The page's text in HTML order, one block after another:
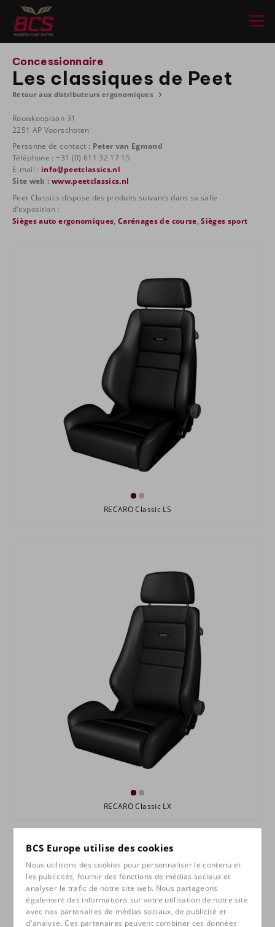
BCS Europe utilise des cookies
Nous utilisons des cookies pour personnaliser le contenu et
les publicités, fournir des fonctions de médias sociaux et
analyser le trafic de notre site web. Nous partageons
également des informations sur votre utilisation de notre site
avec nos partenaires de médias sociaux, de publicité et
d'analyse. Ces partenaires peuvent combiner ces données
Concessionnaire
Les classiques de Peet
Retour aux distributeurs ergonomiques
Rouwkooplaan 31
2251 AP Voorschoten
Personne de contact : Peter van Egmond
Téléphone : +31 (0) 611 32 17 15
E-mail : info@peetclassics.nl
Site web : www.peetclassics.nl
Peet Classics dispose des produits suivants dans sa salle
d'exposition :
Sièges auto ergonomiques ,Carénages de course ,Sièges sport
RECARO Classic LS
RECARO Classic LX